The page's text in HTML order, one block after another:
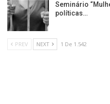
Seminário
políticas…
PREV NEXT 1 De 1.542